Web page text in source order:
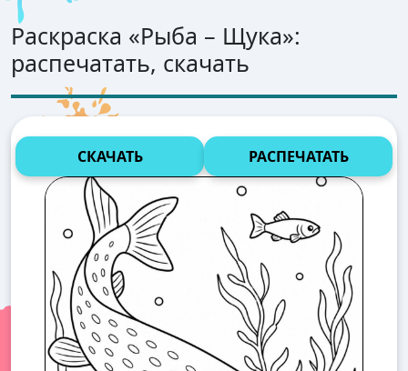
Раскраска «Рыба – Щука»:
распечатать, скачать
СКАЧАТЬ РАСПЕЧАТАТЬ